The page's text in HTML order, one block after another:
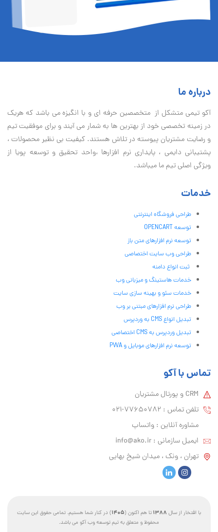
درباره ما
آكو تيمی متشکل از متخصصین حرفه ای و با انگیزه می باشد که هریک
در زمینه تخصصی خود از بهترین ها به شمار می آیند و برای موفقیت تيم
و رضایت مشتریان پیوسته در تلاش هستند. کیفیت بی نظير محصولات ،
پشتیبانی دايمی ، پایداری نرم افزارها ،واحد تحقیق و توسعه پویا از
ویژگی اصلی تیم ما میباشد.
خدمات
طراحی فروشگاه اینترنتی
توسعه OPENCART
توسعه نرم افزارهای متن باز
طراحی وب سایت اختصاصی
ثبت انواع دامنه
خدمات هاستینگ و میزبانی وب
خدمات سئو و بهینه سازی سایت
طراحی نرم افزارهای مبتنی بر وب
تبدیل انواع CMS به وردپرس
تبدیل وردپرس به CMS اختصاصی
توسعه نرم افزارهای موبایل و PWA
تماس با آکو
CRM و پورتال مشتریان
تلفن تماس :‌ 77650782-021
مشاوره آنلاین : واتساپ
ایمیل سازمانی :‌ info@ako.ir
تهران ، ونک ، میدان شیخ بهایی
با افتخار از سال 1388تا هم اکنون (1405) در کنار شما هستیم. تمامی حقوق این سایت
محفوظ و متعلق به تیم توسعه وب آکو می باشد.